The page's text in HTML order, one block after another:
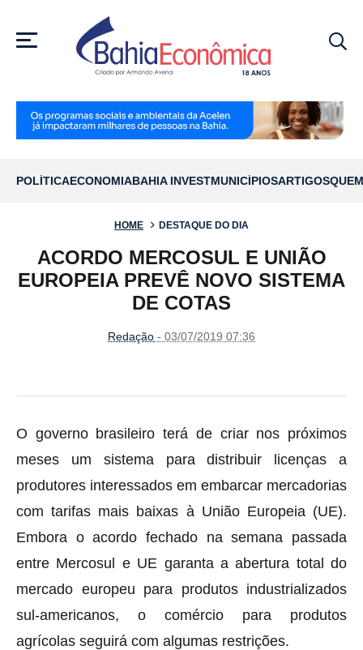
MENU
POLÍTICAECONOMIABAHIA INVESTMUNICÍPIOSARTIGOS
HOME DESTAQUE DO DIA
ACORDO MERCOSUL E UNIÃO
EUROPEIA PREVÊ NOVO SISTEMA
DE COTAS
Redação - 03/07/2019 07:36
O governo brasileiro terá de criar nos próximos
meses um sistema para distribuir licenças a
produtores interessados em embarcar mercadorias
com tarifas mais baixas à União Europeia (UE).
Embora o acordo fechado na semana passada
entre Mercosul e UE garanta a abertura total do
mercado europeu para produtos industrializados
sul-americanos, o comércio para produtos
agrícolas seguirá com algumas restrições.